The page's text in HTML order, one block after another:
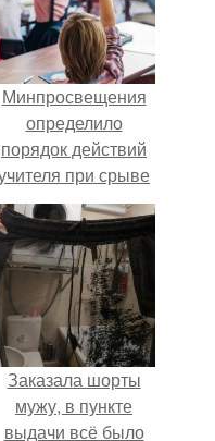
Минпросвещения
определило
порядок действий
при срыве
урока.
Заказала шорты
мужу, в пункте
выдачи всё было